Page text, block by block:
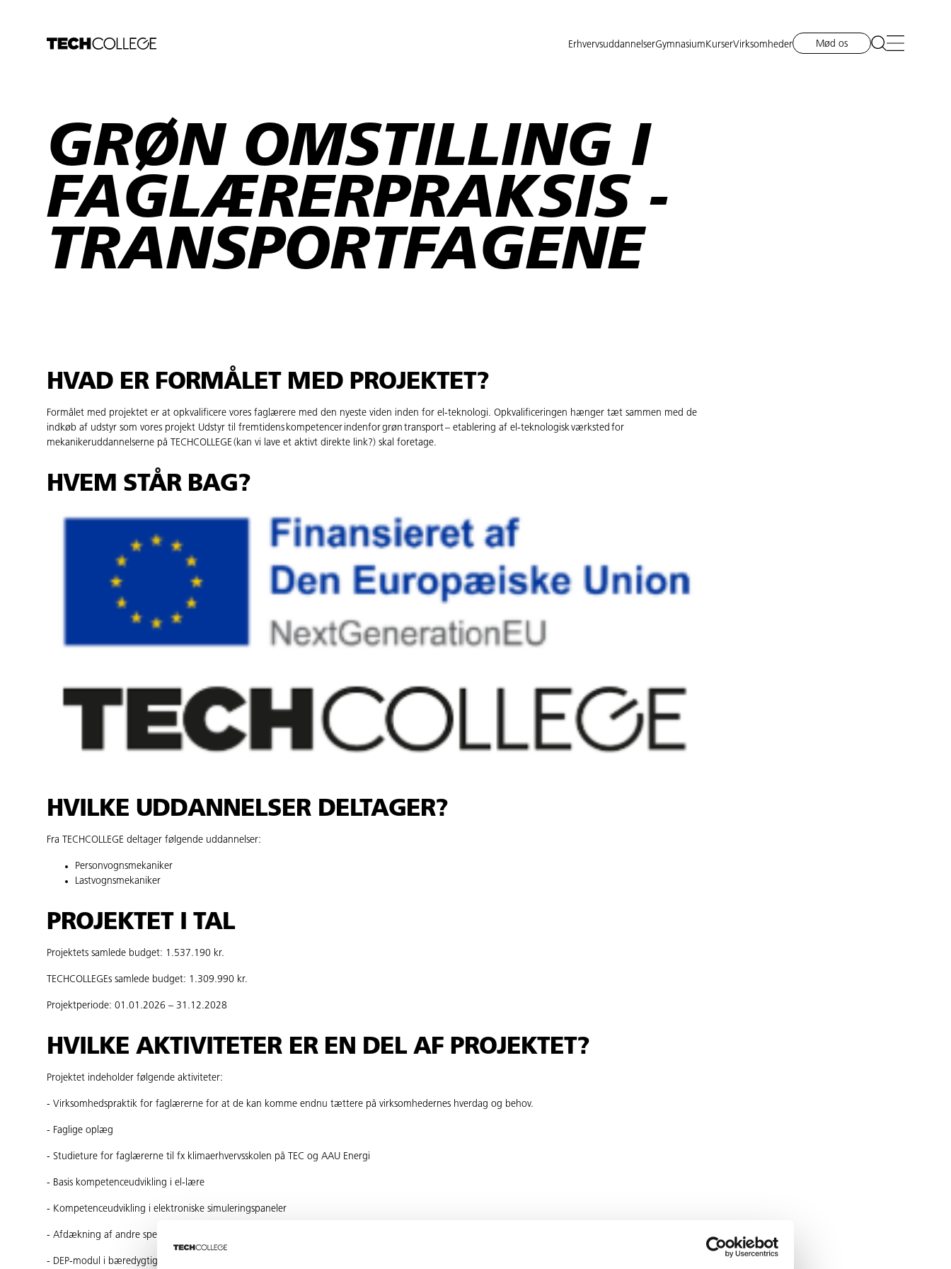
ErhvervsuddannelserGymnasium KurserVirksomheder Mød os
GRØN OMSTILLING I
FAGLÆRERPRAKSIS -
TRANSPORTFAGENE
HVAD ER FORMÅLET MED PROJEKTET?
Formålet med projektet er at opkvalificere vores faglærere med den nyeste viden inden for el-teknologi. Opkvalificeringen hænger tæt sammen med de
indkøb af udstyr som vores projekt Udstyr til fremtidens kompetencer indenfor grøn transport – etablering af el-teknologisk værksted for
mekanikeruddannelserne på TECHCOLLEGE (kan vi lave et aktivt direkte link?) skal foretage.
HVEM STÅR BAG?
HVILKE UDDANNELSER DELTAGER?
Fra TECHCOLLEGE deltager følgende uddannelser:
Personvognsmekaniker
Lastvognsmekaniker
PROJEKTET I TAL
Projektets samlede budget: 1.537.190 kr.
TECHCOLLEGEs samlede budget: 1.309.990 kr.
Projektperiode: 01.01.2026 – 31.12.2028
HVILKE AKTIVITETER ER EN DEL AF PROJEKTET?
Projektet indeholder følgende aktiviteter:
- Virksomhedspraktik for faglærerne for at de kan komme endnu tættere på virksomhedernes hverdag og behov.
- Faglige oplæg
- Studieture for faglærerne til fx klimaerhvervsskolen på TEC og AAU Energi
- Basis kompetenceudvikling i el-lære
- Kompetenceudvikling i elektroniske simuleringspaneler
- Afdækning af andre specialtilpassende forløb fx på AAU Energi og andre
- DEP-modul i bæredygtighed